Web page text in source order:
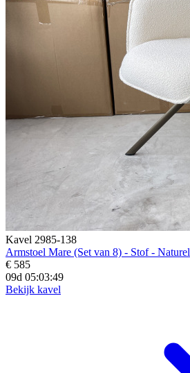
Kavel 2985-138
Armstoel Mare (Set van 8) - Stof - Naturel
€ 585
09d 05:03:47
Bekijk kavel